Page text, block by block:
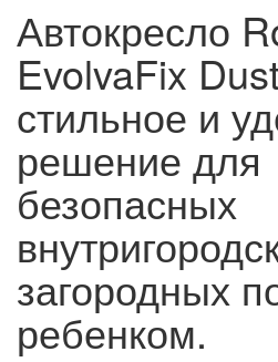
Автокресло
EvolvaFix
стильное и
решение для
безопасных
загородных
ребенком.